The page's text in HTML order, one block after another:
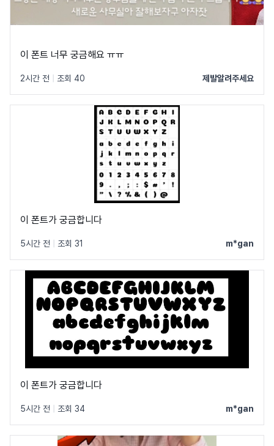
이 폰트 너무 궁금해요 ㅠㅠ
2시간 전 조회 40 제발알려주세요
이 폰트가 궁금합니다
5시간 전 조회 31 m*gan
이 폰트가 궁금합니다
5시간 전 조회 34 m*gan